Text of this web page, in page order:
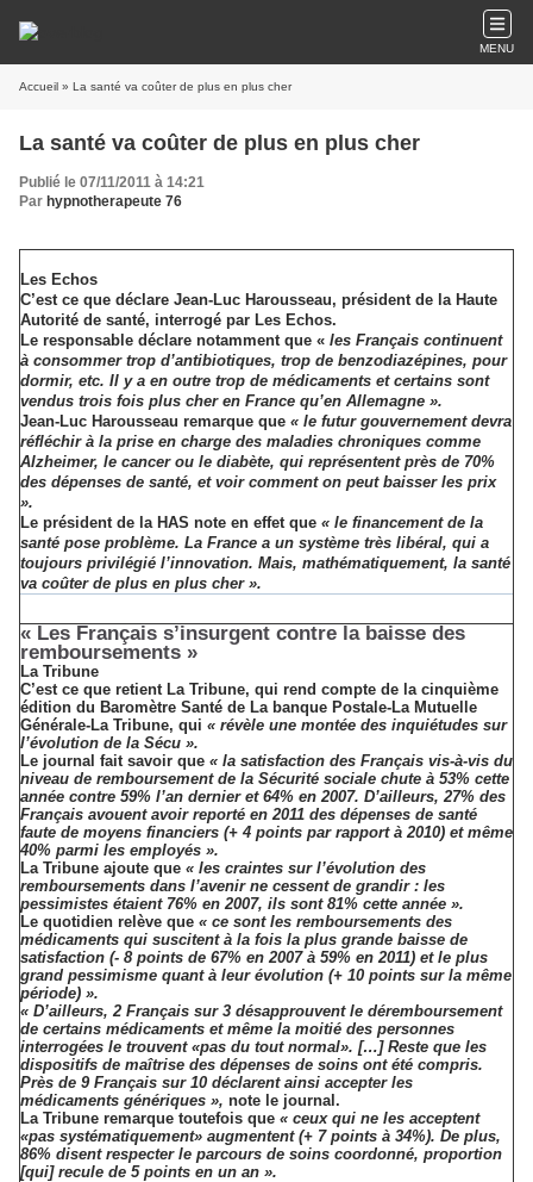
MENU
Accueil » La santé va coûter de plus en plus cher
La santé va coûter de plus en plus cher
Publié le 07/11/2011 à 14:21
Par hypnotherapeute 76
Les Echos
C’est ce que déclare Jean-Luc Harousseau, président de la Haute
Autorité de santé, interrogé par Les Echos.
Le responsable déclare notamment que « les Français continuent
à consommer trop d’antibiotiques, trop de benzodiazépines, pour
dormir, etc. Il y a en outre trop de médicaments et certains sont
vendus trois fois plus cher en France qu’en Allemagne ».
Jean-Luc Harousseau remarque que « le futur gouvernement devra
réfléchir à la prise en charge des maladies chroniques comme
Alzheimer, le cancer ou le diabète, qui représentent près de 70%
des dépenses de santé, et voir comment on peut baisser les prix
».
Le président de la HAS note en effet que « le financement de la
santé pose problème. La France a un système très libéral, qui a
toujours privilégié l’innovation. Mais, mathématiquement, la santé
va coûter de plus en plus cher ».
« Les Français s’insurgent contre la baisse des
remboursements »
La Tribune
C’est ce que retient La Tribune, qui rend compte de la cinquième
édition du Baromètre Santé de La banque Postale-La Mutuelle
Générale-La Tribune, qui « révèle une montée des inquiétudes sur
l’évolution de la Sécu ».
Le journal fait savoir que « la satisfaction des Français vis-à-vis du
niveau de remboursement de la Sécurité sociale chute à 53% cette
année contre 59% l’an dernier et 64% en 2007. D’ailleurs, 27% des
Français avouent avoir reporté en 2011 des dépenses de santé
faute de moyens financiers (+ 4 points par rapport à 2010) et même
40% parmi les employés ».
La Tribune ajoute que « les craintes sur l’évolution des
remboursements dans l’avenir ne cessent de grandir : les
pessimistes étaient 76% en 2007, ils sont 81% cette année ».
Le quotidien relève que « ce sont les remboursements des
médicaments qui suscitent à la fois la plus grande baisse de
satisfaction (- 8 points de 67% en 2007 à 59% en 2011) et le plus
grand pessimisme quant à leur évolution (+ 10 points sur la même
période) ».
« D’ailleurs, 2 Français sur 3 désapprouvent le déremboursement
de certains médicaments et même la moitié des personnes
interrogées le trouvent «pas du tout normal». […] Reste que les
dispositifs de maîtrise des dépenses de soins ont été compris.
Près de 9 Français sur 10 déclarent ainsi accepter les
médicaments génériques », note le journal.
La Tribune remarque toutefois que « ceux qui ne les acceptent
«pas systématiquement» augmentent (+ 7 points à 34%). De plus,
86% disent respecter le parcours de soins coordonné, proportion
[qui] recule de 5 points en un an ».